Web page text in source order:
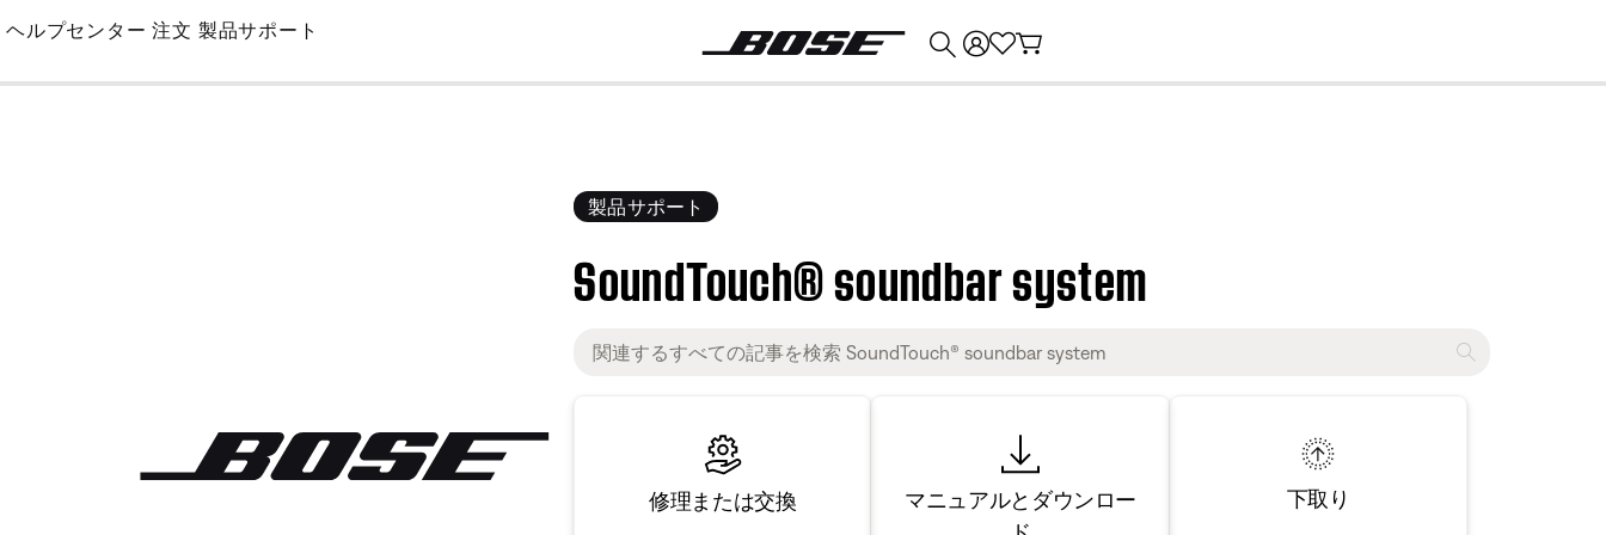
Skip
Main
ヘルプセンター 注文 製品サポート
製品サポート
SoundTouch® soundbar system
修理または交換
マニュアルとダウンロー
下取り